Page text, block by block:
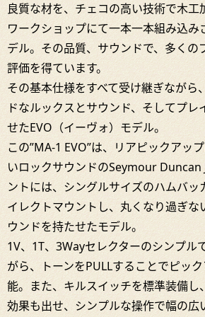
良質な材を、チェコの高い技術で木工
ワークショップにて一本一本組み込
デル。その品質、サウンドで、多くの
評価を得ています。
その基本仕様をすべて受け継ぎながら
ドなルックスとサウンド、そしてプレ
せたEVO（イーヴォ）モデル。
この”MA-1 EVO”は、リアピックアッ
いロックサウンドのSeymour Duncan
ントには、シングルサイズのハムバッ
イレクトマウントし、丸くなり過ぎな
ウンドを持たせたモデル。
1V、1T、3Wayセレクターのシンプル
がら、トーンをPULLすることでピッ
能。また、キルスイッチを標準装備し
効果も出せ、シンプルな操作で幅の広